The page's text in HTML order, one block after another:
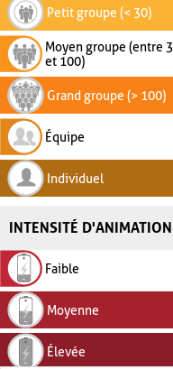
Petit groupe (< 30)
Moyen groupe (entre
et 100)
Grand groupe (> 100)
Équipe
Individuel
INTENSITÉ D'ANIMATION
Faible
Moyenne
Élevée